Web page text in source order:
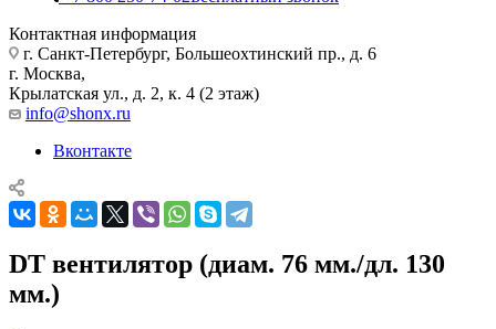
Контактная информация
г. Санкт-Петербург, Большеохтинский пр., д. 6
г. Москва,
Крылатская ул., д. 2, к. 4 (2 этаж)
info@shonx.ru
Вконтакте
DT вентилятор (диам. 76 мм./дл. 130
мм.)